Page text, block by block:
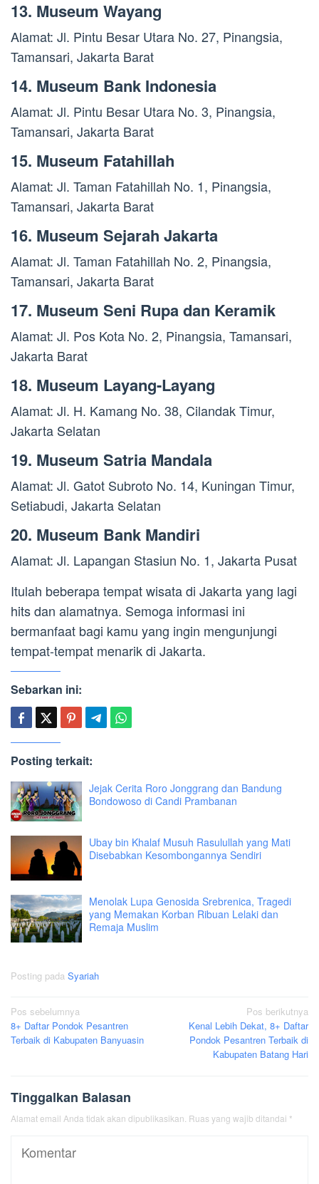
13. Museum Wayang
Alamat: Jl. Pintu Besar Utara No. 27, Pinangsia,
Tamansari, Jakarta Barat
14. Museum Bank Indonesia
Alamat: Jl. Pintu Besar Utara No. 3, Pinangsia,
Tamansari, Jakarta Barat
15. Museum Fatahillah
Alamat: Jl. Taman Fatahillah No. 1, Pinangsia,
Tamansari, Jakarta Barat
16. Museum Sejarah Jakarta
Alamat: Jl. Taman Fatahillah No. 2, Pinangsia,
Tamansari, Jakarta Barat
17. Museum Seni Rupa dan Keramik
Alamat: Jl. Pos Kota No. 2, Pinangsia, Tamansari,
Jakarta Barat
18. Museum Layang-Layang
Alamat: Jl. H. Kamang No. 38, Cilandak Timur,
Jakarta Selatan
19. Museum Satria Mandala
Alamat: Jl. Gatot Subroto No. 14, Kuningan Timur,
Setiabudi, Jakarta Selatan
20. Museum Bank Mandiri
Alamat: Jl. Lapangan Stasiun No. 1, Jakarta Pusat
Itulah beberapa tempat wisata di Jakarta yang lagi
hits dan alamatnya. Semoga informasi ini
bermanfaat bagi kamu yang ingin mengunjungi
tempat-tempat menarik di Jakarta.
Sebarkan ini:
Posting terkait:
Jejak Cerita Roro Jonggrang dan Bandung
Bondowoso di Candi Prambanan
Ubay bin Khalaf Musuh Rasulullah yang Mati
Disebabkan Kesombongannya Sendiri
Menolak Lupa Genosida Srebrenica, Tragedi
yang Memakan Korban Ribuan Lelaki dan
Remaja Muslim
Posting pada Syariah
Navigasi
pos
Pos sebelumnya
8+ Daftar Pondok Pesantren
Terbaik di Kabupaten Banyuasin
Pos berikutnya
Kenal Lebih Dekat, 8+ Daftar
Pondok Pesantren Terbaik di
Kabupaten Batang Hari
Tinggalkan Balasan
Alamat email Anda tidak akan dipublikasikan. Ruas yang wajib ditandai *